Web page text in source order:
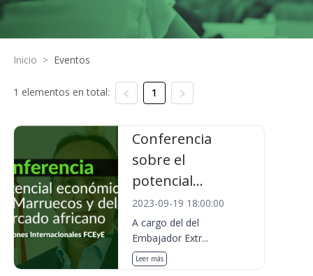
Inicio > Eventos
1 elementos en total: 1
Conferencia
sobre el
potencial...
2023-09-19 18:00:00
A cargo del del
Embajador Extr...
Leer más